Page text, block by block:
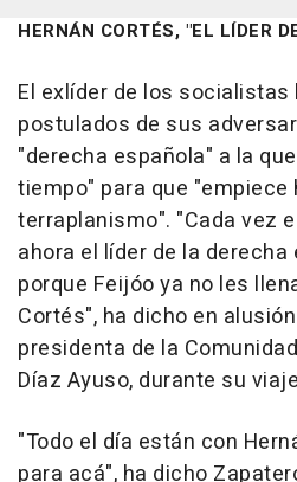
HERNÁN CORTÉS, "EL LÍDER
El exlíder de los
postulados de sus
"derecha española" a la
tiempo" para que "empiece
terraplanismo". "Cada vez
ahora el líder de la
porque Feijóo ya no les
Cortés", ha dicho en
presidenta de la
Díaz Ayuso, durante su
"Todo el día están con
para acá", ha dicho